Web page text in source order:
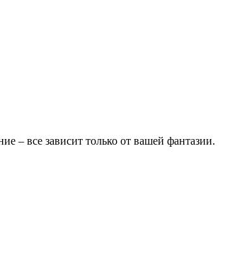
– все зависит только от вашей фантазии.